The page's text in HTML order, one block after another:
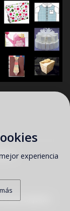
para Imprimir
experiencia